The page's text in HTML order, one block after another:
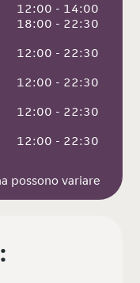
12:00 - 14:00
18:00 - 22:30
12:00 - 22:30
12:00 - 22:30
12:00 - 22:30
12:00 - 22:30
possono variare